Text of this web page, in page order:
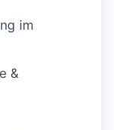
im
&